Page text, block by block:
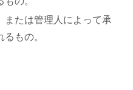
または管理人によって承
もの。